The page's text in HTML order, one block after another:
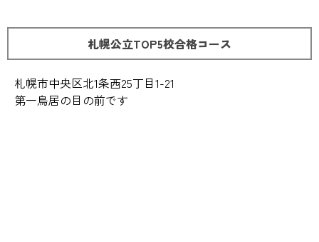
札幌公立TOP5校合格コース
札幌市中央区北1条西25丁目1-21
第一鳥居の目の前です